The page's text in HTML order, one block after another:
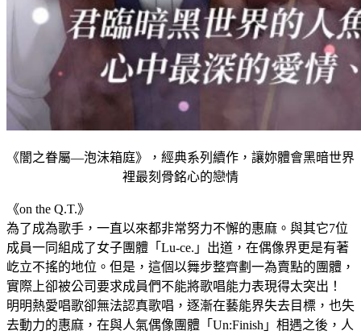
《闇之眷屬—泡沫箱庭》，經典系列續作，讓妳體會黑暗世界
裡最刻骨銘心的戀情
《on the Q.T.》
為了成為歌手，一直以來都非常努力不懈的惠麻。與其它7位
成員一同組成了女子團體「Lu-ce.」出道，在偶像界更是有著
屹立不搖的地位。但是，這個以舞步整齊劃一為賣點的團體，
實際上卻被公司要求成員們不能將歌唱能力表現得太突出！
明明熱愛唱歌卻無法認真歌唱，逐漸在藝能界失去目標，也失
去動力的惠麻，在與人氣偶像團體「Un:Finish」相遇之後，人